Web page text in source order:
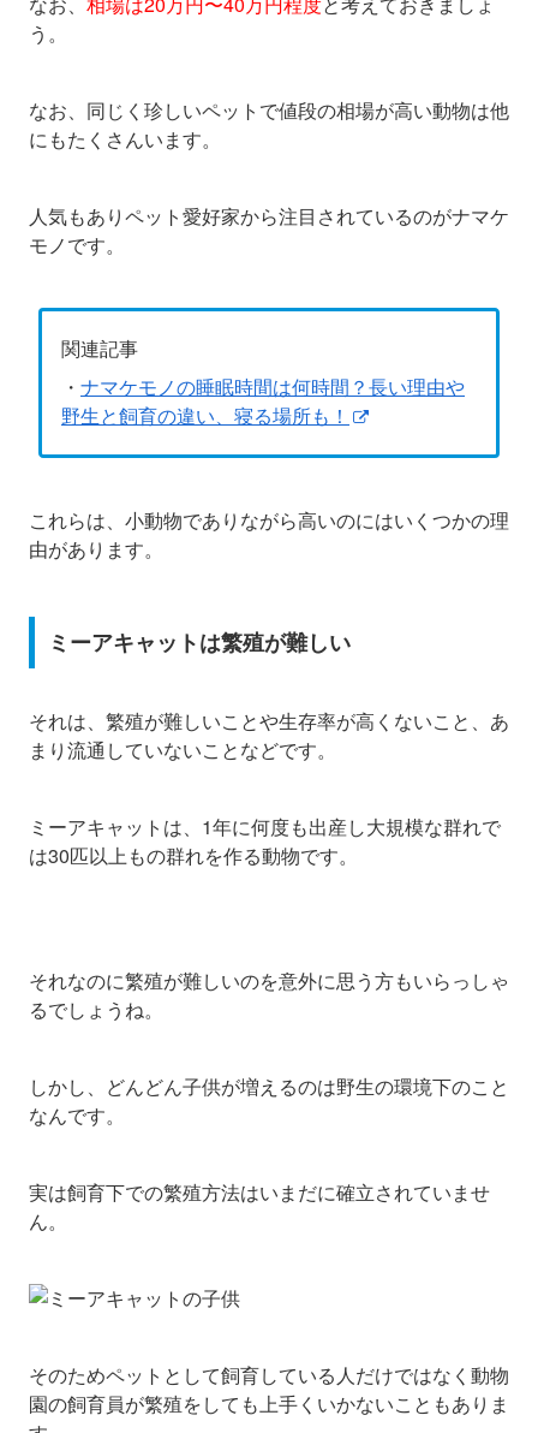
う。
なお、同じく珍しいペットで値段の相場が高い動物は他
にもたくさんいます。
人気もありペット愛好家から注目されているのがナマケ
モノです。
関連記事
・ ナマケモノの睡眠時間は何時間？長い理由や
野生と飼育の違い、寝る場所も！
これらは、小動物でありながら高いのにはいくつかの理
由があります。
ミーアキャットは繁殖が難しい
それは、繁殖が難しいことや生存率が高くないこと、あ
まり流通していないことなどです。
ミーアキャットは、1年に何度も出産し大規模な群れで
は30匹以上もの群れを作る動物です。
それなのに繁殖が難しいのを意外に思う方もいらっしゃ
るでしょうね。
しかし、どんどん子供が増えるのは野生の環境下のこと
なんです。
実は飼育下での繁殖方法はいまだに確立されていませ
ん。
そのためペットとして飼育している人だけではなく動物
園の飼育員が繁殖をしても上手くいかないこともありま